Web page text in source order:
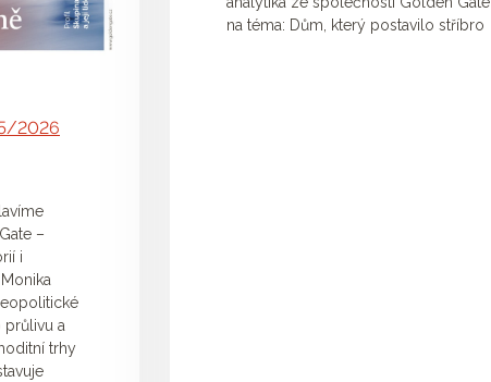
2026
–
i
průlivu a
trhy
na téma: Dům, který postavilo stříbro